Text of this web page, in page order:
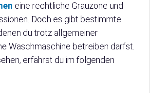
eine rechtliche Grauzone und
Doch es gibt bestimmte
du trotz allgemeiner
Waschmaschine betreiben darfst.
erfährst du im folgenden